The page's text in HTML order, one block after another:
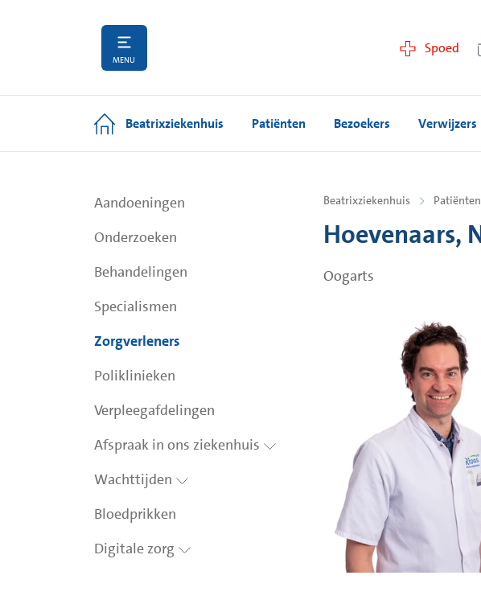
MENU
Spoed
Beatrixziekenhuis Patiënten Bezoekers Verwijzers
Aandoeningen
Onderzoeken
Behandelingen
Specialismen
Zorgverleners
Poliklinieken
Verpleegafdelingen
Afspraak in ons ziekenhuis
Wachttijden
Bloedprikken
Digitale zorg
Beatrixziekenhuis Patiënten
Hoevenaars,
Oogarts